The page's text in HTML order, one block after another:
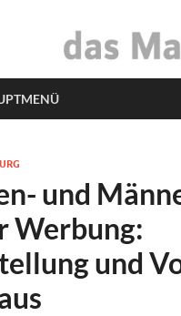
Marburger.
und
Werbung:
und